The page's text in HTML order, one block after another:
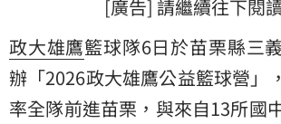
[廣告] 請繼續往下閱
政大雄鷹籃球隊6日於苗栗縣三
辦「2026政大雄鷹公益籃球營」
率全隊前進苗栗，與來自13所國